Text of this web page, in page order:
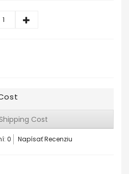
Cost
0 Napísať Recenziu